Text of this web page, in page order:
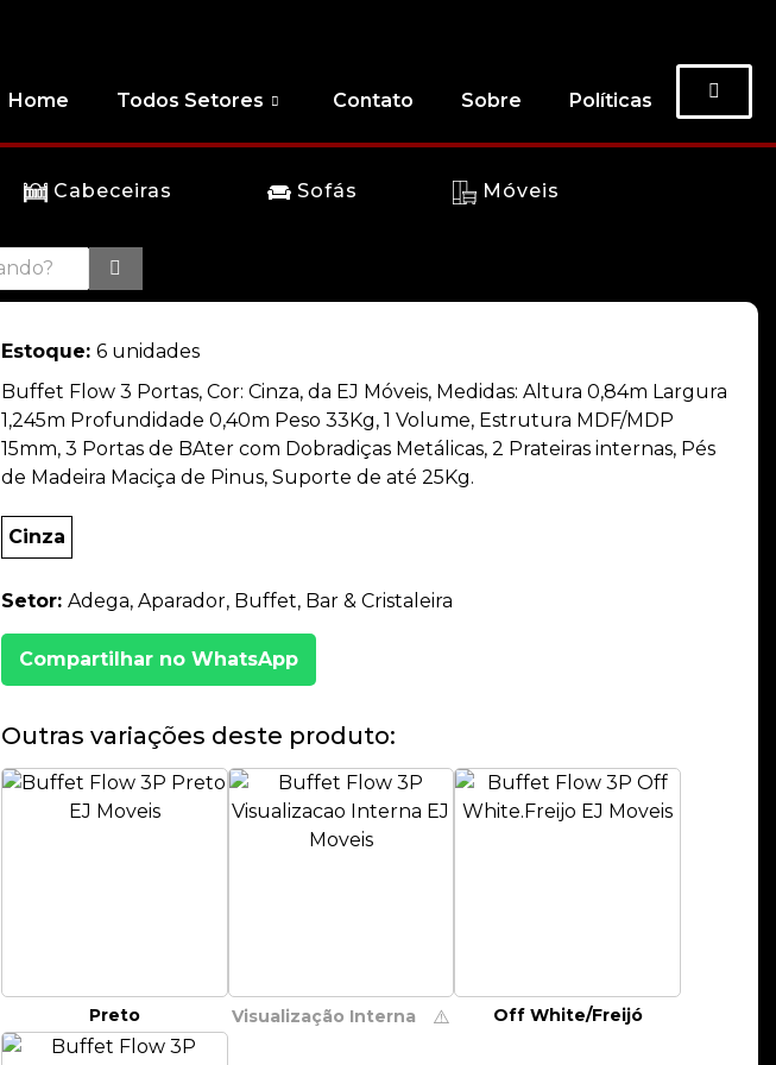
Home Todos Setores Contato Sobre Políticas
Cabeceiras Sofás Móveis
Estoque: 6 unidades
Buffet Flow 3 Portas, Cor: Cinza, da EJ Móveis, Medidas: Altura 0,84m Largura
1,245m Profundidade 0,40m Peso 33Kg, 1 Volume, Estrutura MDF/MDP
15mm, 3 Portas de BAter com Dobradiças Metálicas, 2 Prateiras internas, Pés
de Madeira Maciça de Pinus, Suporte de até 25Kg.
Cinza
Setor: Adega, Aparador, Buffet, Bar & Cristaleira
Compartilhar no WhatsApp
Outras variações deste produto:
Preto Visualização Interna ⚠️ Off White/Freijó